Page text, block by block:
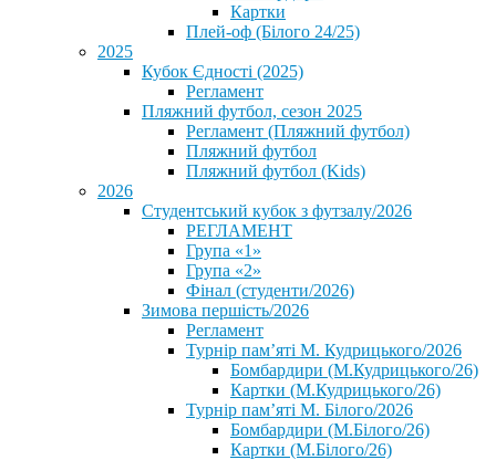
Картки
Плей-оф (Білого 24/25)
2025
Кубок Єдності (2025)
Регламент
Пляжний футбол, сезон 2025
Регламент (Пляжний футбол)
Пляжний футбол
Пляжний футбол (Kids)
2026
Студентський кубок з футзалу/2026
РЕГЛАМЕНТ
Група «1»
Група «2»
Фінал (студенти/2026)
⁨Зимова першість/2026⁩
Регламент
Турнір пам’яті М. Кудрицького/2026
Бомбардири (М.Кудрицького/26)
Картки (М.Кудрицького/26)
Турнір пам’яті М. Білого/2026
Бомбардири (М.Білого/26)
Картки (М.Білого/26)